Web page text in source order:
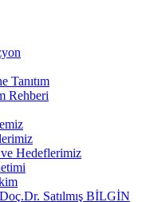
Tanıtım
Rehberi
Hedeflerimiz
Doç.Dr. Satılmış BİLGİN